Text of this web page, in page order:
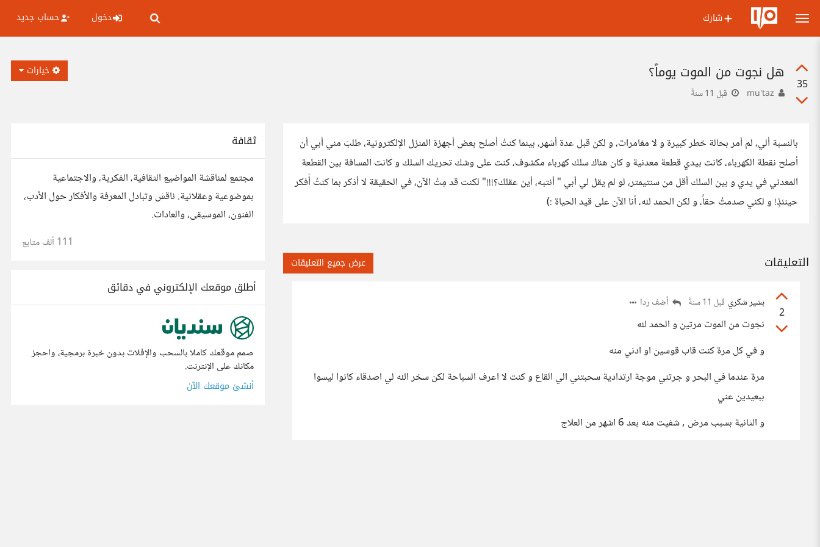
شارك دخول حساب جديد
35
هل نجوت من الموت يوماً؟
قبل 11 سنةً
خيارات
بالنسبة ألي، لم أمر بحالة خطر كبيرة و لا مغامرات، و لكن قبل عدة أشهر، بينما كنتُ أصلح بعض أجهزة المنزل الإلكترونية، طلبَ مني أبي أن
أصلح نقطة الكهرباء، كانت بيدي قطعة معدنية و كان هناك سلك كهرباء مكشوف، كنت على وشك تحريك السلك و كانت المسافة بين القطعة
المعدني في يدي و بين السلك أقل من سنتيمتر، لو لم يقل لي أبي " أنتبه، أين عقلك؟!!!" لكنت قد مِتُ الآن، في الحقيقة لا أذكر بما كنتُ أُفكر
حينئذٍ! و لكني صدمتُ حقاً، و لكن الحمد لله، أنا الآن على قيد الحياة :)
التعليقات عرض جميع التعليقات
2
بشير شكري قبل 11 سنةً أضف ردا
نجوت من الموت مرتين و الحمد لله
و في كل مرة كنت قاب قوسين او ادني منه
مرة عندما في البحر و جرتني موجة ارتدادية سحبتني الي القاع و كنت لا اعرف السباحة لكن سخر الله لي اصدقاء كانوا ليسوا
ببعيدين عني
و الثانية بسبب مرض , شفيت منه بعد 6 اشهر من العلاج
ثقافة
مجتمع لمناقشة المواضيع الثقافية، الفكرية، والاجتماعية
بموضوعية وعقلانية. ناقش وتبادل المعرفة والأفكار حول الأدب،
الفنون، الموسيقى، والعادات.
111 ألف متابع
أطلق موقعك الإلكتروني في دقائق
صمم موقعك كاملا بالسحب والإفلات بدون خبرة برمجية، واحجز
مكانك على الإنترنت.
أنشئ موقعك الآن